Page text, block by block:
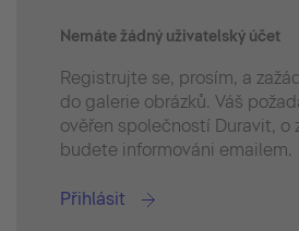
Nemáte žádný uživatelský účet
Registrujte se, prosím, a
do galerie obrázků. Váš
ověřen společností Duravit, o
budete informováni emailem.
Přihlásit